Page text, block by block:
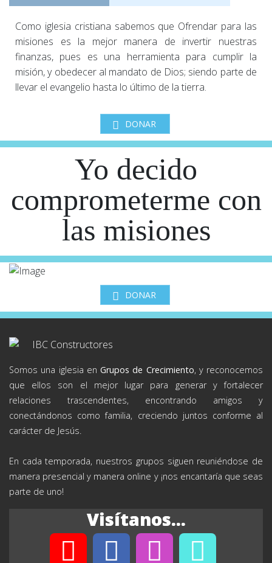
Como iglesia cristiana sabemos que Ofrendar para las
misiones es la mejor manera de invertir nuestras
finanzas, pues es una herramienta para cumplir la
misión, y obedecer al mandato de Dios; siendo parte de
llevar el evangelio hasta lo último de la tierra.
DONAR
Yo decido
comprometerme con
las misiones
DONAR
Somos una iglesia en Grupos de Crecimiento, y reconocemos
que ellos son el mejor lugar para generar y fortalecer
relaciones trascendentes, encontrando amigos y
conectándonos como familia, creciendo juntos conforme al
carácter de Jesús.
En cada temporada, nuestros grupos siguen reuniéndose de
manera presencial y manera online y ¡nos encantaría que seas
parte de uno!
Visítanos...